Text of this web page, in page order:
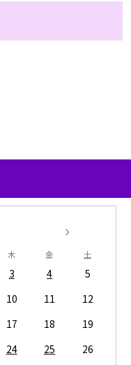
木 金 土
3 4
5
10 11
12
17 18
19
24 25
26